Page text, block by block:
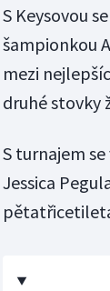
S Keysovou
šampionkou
mezi
druhé stovky
S turnajem
Jessica